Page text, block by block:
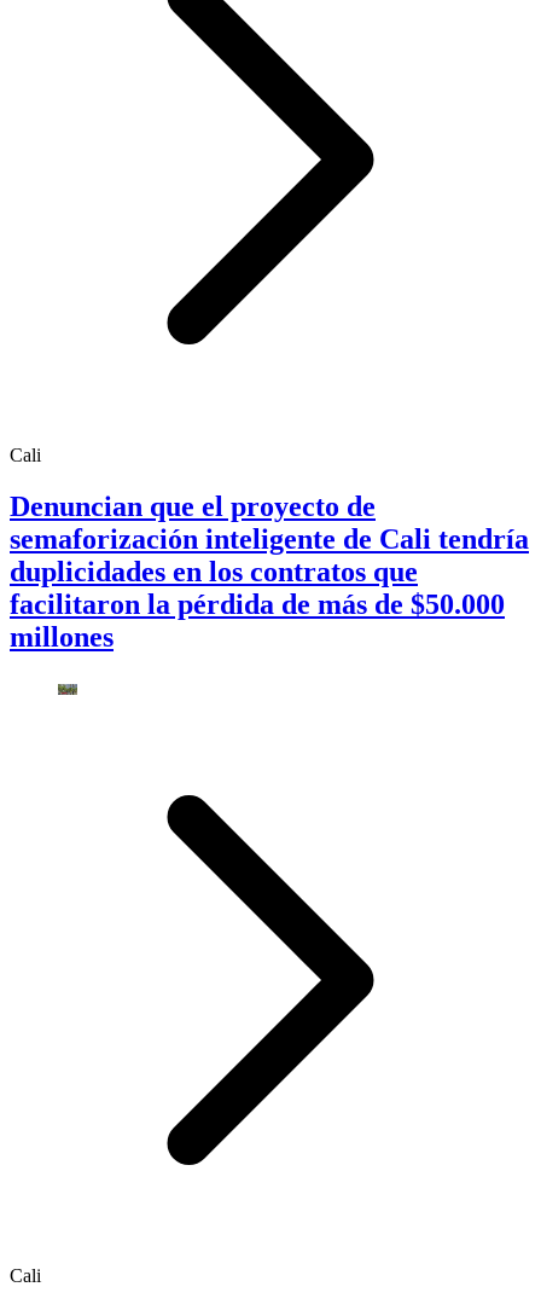
Cali
Denuncian que el proyecto de
semaforización inteligente de Cali tendría
duplicidades en los contratos que
facilitaron la pérdida de más de $50.000
millones
Cali